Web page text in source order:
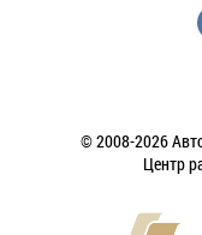
© 2008-2026
Центр